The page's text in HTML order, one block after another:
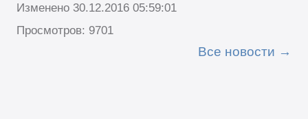
Изменено 30.12.2016 05:59:01
Просмотров: 9701
Все новости